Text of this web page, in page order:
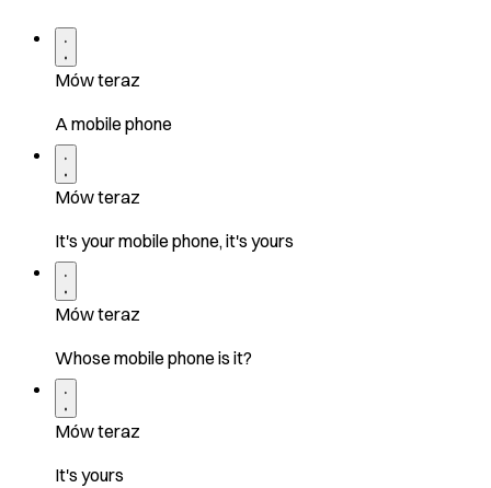
Mów teraz
A mobile phone
Mów teraz
It's your mobile phone, it's yours
Mów teraz
Whose mobile phone is it?
Mów teraz
It's yours